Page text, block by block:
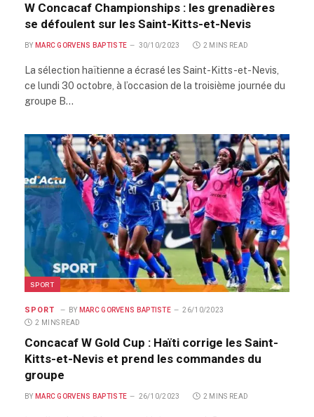
W Concacaf Championships : les grenadières
se défoulent sur les Saint-Kitts-et-Nevis
BY MARC GORVENS BAPTISTE 30/10/2023 2 MINS READ
La sélection haïtienne a écrasé les Saint-Kitts-et-Nevis,
ce lundi 30 octobre, à l’occasion de la troisième journée du
groupe B…
SPORT
SPORT BY MARC GORVENS BAPTISTE
26/10/2023
2 MINS READ
Concacaf W Gold Cup : Haïti corrige les Saint-
Kitts-et-Nevis et prend les commandes du
groupe
BY MARC GORVENS BAPTISTE 26/10/2023 2 MINS READ